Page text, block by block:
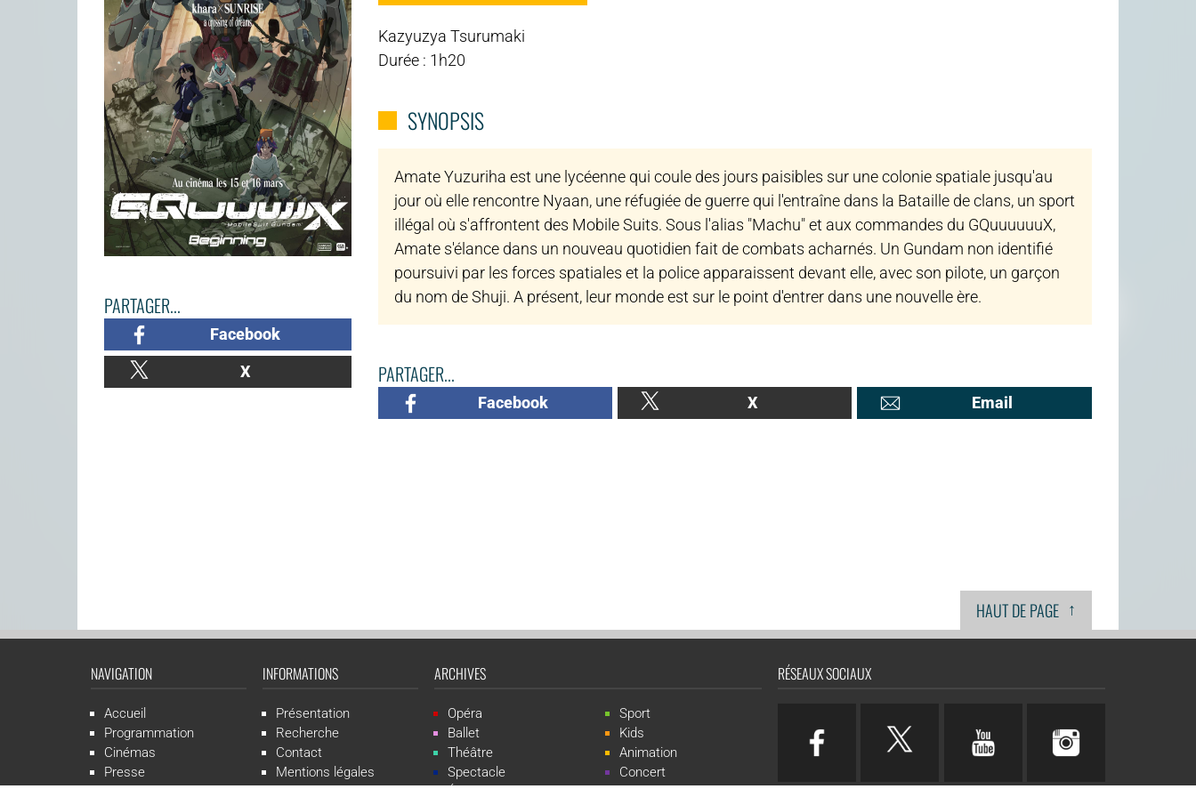
PARTAGER...
Facebook
X
Kazyuzya Tsurumaki
Durée : 1h20
SYNOPSIS
Amate Yuzuriha est une lycéenne qui coule des jours paisibles sur une colonie spatiale jusqu'au
jour où elle rencontre Nyaan, une réfugiée de guerre qui l'entraîne dans la Bataille de clans, un sport
illégal où s'affrontent des Mobile Suits. Sous l'alias "Machu" et aux commandes du GQuuuuuuX,
Amate s'élance dans un nouveau quotidien fait de combats acharnés. Un Gundam non identifié
poursuivi par les forces spatiales et la police apparaissent devant elle, avec son pilote, un garçon
du nom de Shuji. A présent, leur monde est sur le point d'entrer dans une nouvelle ère.
PARTAGER...
Facebook X Email
HAUT DE PAGE ↑
NAVIGATION
Accueil
Programmation
Cinémas
Presse
INFORMATIONS
Présentation
Recherche
Contact
Mentions légales
ARCHIVES
Opéra
Ballet
Théâtre
Spectacle
Sport
Kids
Animation
Concert
RÉSEAUX SOCIAUX